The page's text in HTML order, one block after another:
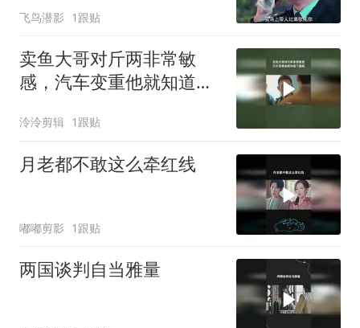
飞鸟潜影 1跟贴
卖鱼大哥对斤两非常敏
感，汽车变重他就知道了
泠泠剪辑 1跟贴
月老都不敢这么牵红线
嘟嘟剪影 1跟贴
两国谈判自当雅量